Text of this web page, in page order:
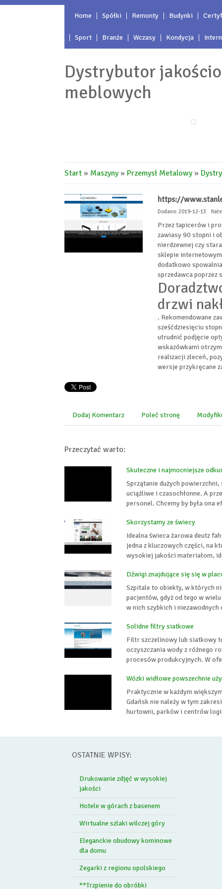
Home Spółki Remonty Budynki
Sport Branże Wczasy Kondycja
Dystrybutor
meblowych
Start » Maszyny» Przemysł Metalowy»
https://
Dodano: 2019-12-13
Przez tapicerów i
zawiasy 90 stopni i
nierdzewnej czy
sklepie internetowym
dodatkowo
sprzedawca poprzez
drzwi
. Rekomendowane
sześćdziesięciu
utrudnić podjęcie
wskazówkami
realizacji zleceń,
wersje przykręcane
Dodaj Komentarz Poleć stronę
Przeczytać warto:
Skuteczne i najmocniejsze
Sprzątanie dużych
uciążliwe i czasochłonne. A
personel. Chcemy by była ona
Skorzystamy ze świecy
Idealna świeca żarowa deutz
jedna z kluczowych części, na
wysokiej jakości materiałom,
Dźwigi znajdujące się się w
Szpitale to obiekty, w których
pacjentów, gdyż od tego w
w nich szybkich i
Solidne filtry siatkowe
Filtr szczelinowy lub siatkowy
oczyszczania wody z różnego
procesów produkcyjnych. W
Wózki widłowe powszechnie
Praktycznie w każdym
Gdańsk nie należy w tym
hurtowni, parków i centrów
OSTATNIE WPISY:
Drukowanie zdjęć w wysokiej
jakości
Hotele w górach z basenem
Wirtualne szlaki wilczej góry
Eleganckie obudowy kominowe
dla domu
Zegarki z regionu opolskiego
**Trzpienie do obróbki